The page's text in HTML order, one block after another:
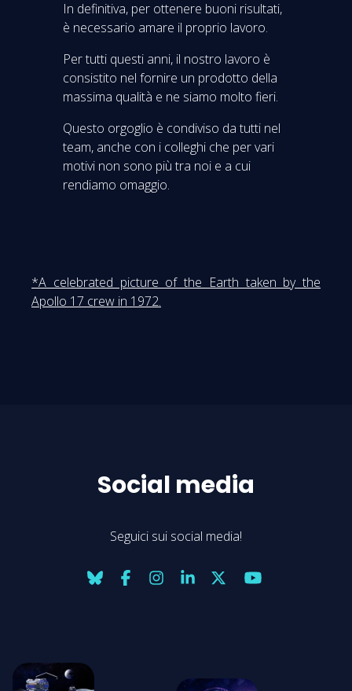
In definitiva, per ottenere buoni risultati,
è necessario amare il proprio lavoro.
Per tutti questi anni, il nostro lavoro è
consistito nel fornire un prodotto della
massima qualità e ne siamo molto fieri.
Questo orgoglio è condiviso da tutti nel
team, anche con i colleghi che per vari
motivi non sono più tra noi e a cui
rendiamo omaggio.
*A celebrated picture of the Earth taken by the
Apollo 17 crew in 1972.
Social media
Seguici sui social media!